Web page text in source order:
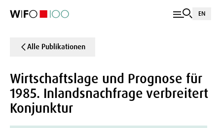
EN
Alle Publikationen
Wirtschaftslage und Prognose für
1985. Inlandsnachfrage verbreitert
Konjunktur